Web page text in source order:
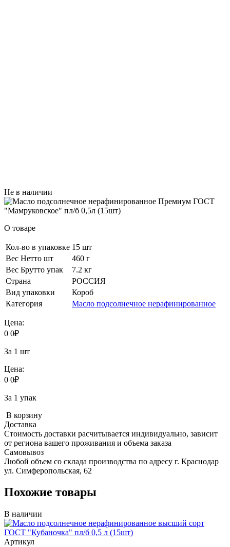
Не в наличии
О товаре
Кол-во в упаковке 15 шт
Вес Нетто шт
460 г
Вес Брутто упак
7.2 кг
Страна
РОССИЯ
Вид упаковки
Короб
Категория
Масло подсолнечное нерафинированное
Цена:
0 0₽
За 1 шт
Цена:
0 0₽
За 1 упак
В корзину
Доставка
Стоимость доставки расчитывается индивидуально, зависит
от региона вашего проживания и объема заказа
Самовывоз
Любой объем со склада производства по адресу г. Краснодар
ул. Симферопольская, 62
Похожие товары
В наличии
Артикул